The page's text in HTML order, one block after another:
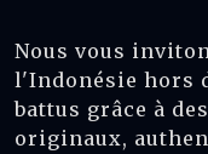
Nous vous
l'Indonésie hors
battus grâce à
originaux,